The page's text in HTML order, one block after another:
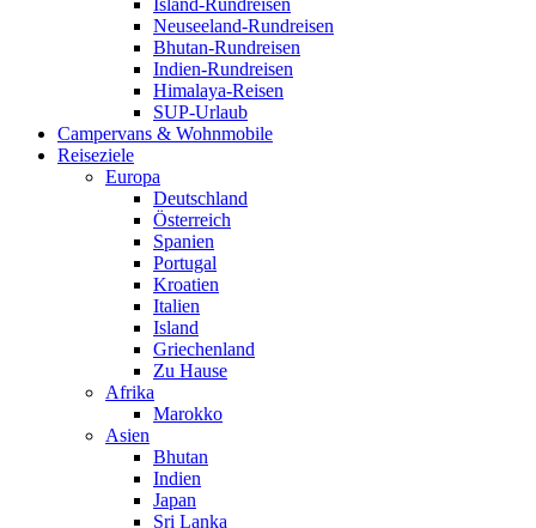
Island-Rundreisen
Neuseeland-Rundreisen
Bhutan-Rundreisen
Indien-Rundreisen
Himalaya-Reisen
SUP-Urlaub
Campervans & Wohnmobile
Reiseziele
Europa
Deutschland
Österreich
Spanien
Portugal
Kroatien
Italien
Island
Griechenland
Zu Hause
Afrika
Marokko
Asien
Bhutan
Indien
Japan
Sri Lanka